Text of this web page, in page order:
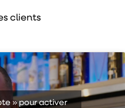
clients
» pour activer